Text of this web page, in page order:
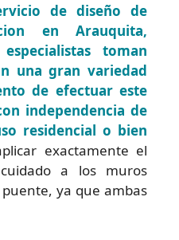
de diseño de
en Arauquita,
toman
una gran variedad
de efectuar este
independencia de
residencial o bien
exactamente el
a los muros
ya que ambas